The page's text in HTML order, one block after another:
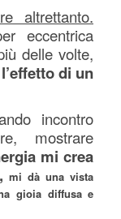
altrettanto.
eccentrica
delle volte,
di un
incontro
mostrare
mi crea
mi dà una vista
gioia diffusa e